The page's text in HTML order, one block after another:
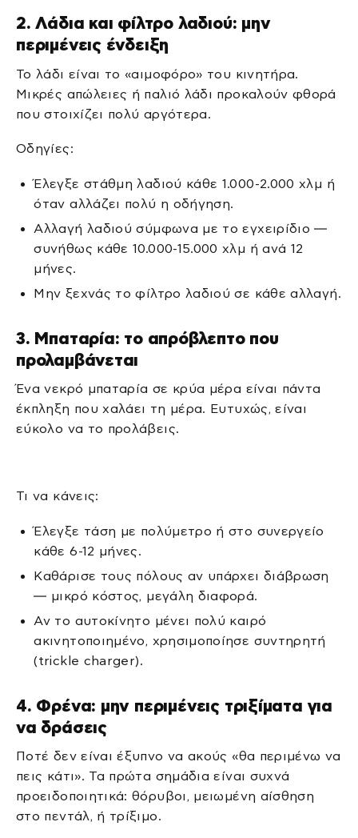
2. Λάδια και φίλτρο λαδιού: μην
περιμένεις ένδειξη
Το λάδι είναι το «αιμοφόρο» του κινητήρα.
Μικρές απώλειες ή παλιό λάδι προκαλούν φθορά
που στοιχίζει πολύ αργότερα.
Οδηγίες:
Έλεγξε στάθμη λαδιού κάθε 1.000-2.000 χλμ ή
όταν αλλάζει πολύ η οδήγηση.
Αλλαγή λαδιού σύμφωνα με το εγχειρίδιο —
συνήθως κάθε 10.000-15.000 χλμ ή ανά 12
μήνες.
Μην ξεχνάς το φίλτρο λαδιού σε κάθε αλλαγή.
3. Μπαταρία: το απρόβλεπτο που
προλαμβάνεται
Ένα νεκρό μπαταρία σε κρύα μέρα είναι πάντα
έκπληξη που χαλάει τη μέρα. Ευτυχώς, είναι
εύκολο να το προλάβεις.
Τι να κάνεις:
Έλεγξε τάση με πολύμετρο ή στο συνεργείο
κάθε 6-12 μήνες.
Καθάρισε τους πόλους αν υπάρχει διάβρωση
— μικρό κόστος, μεγάλη διαφορά.
Αν το αυτοκίνητο μένει πολύ καιρό
ακινητοποιημένο, χρησιμοποίησε συντηρητή
(trickle charger).
4. Φρένα: μην περιμένεις τριξίματα για
να δράσεις
Ποτέ δεν είναι έξυπνο να ακούς «θα περιμένω να
πεις κάτι». Τα πρώτα σημάδια είναι συχνά
προειδοποιητικά: θόρυβοι, μειωμένη αίσθηση
στο πεντάλ, ή τρίξιμο.